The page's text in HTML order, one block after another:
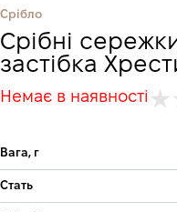
Срібло
Срібні
застібка
Немає в наявності
Вага, г
Стать